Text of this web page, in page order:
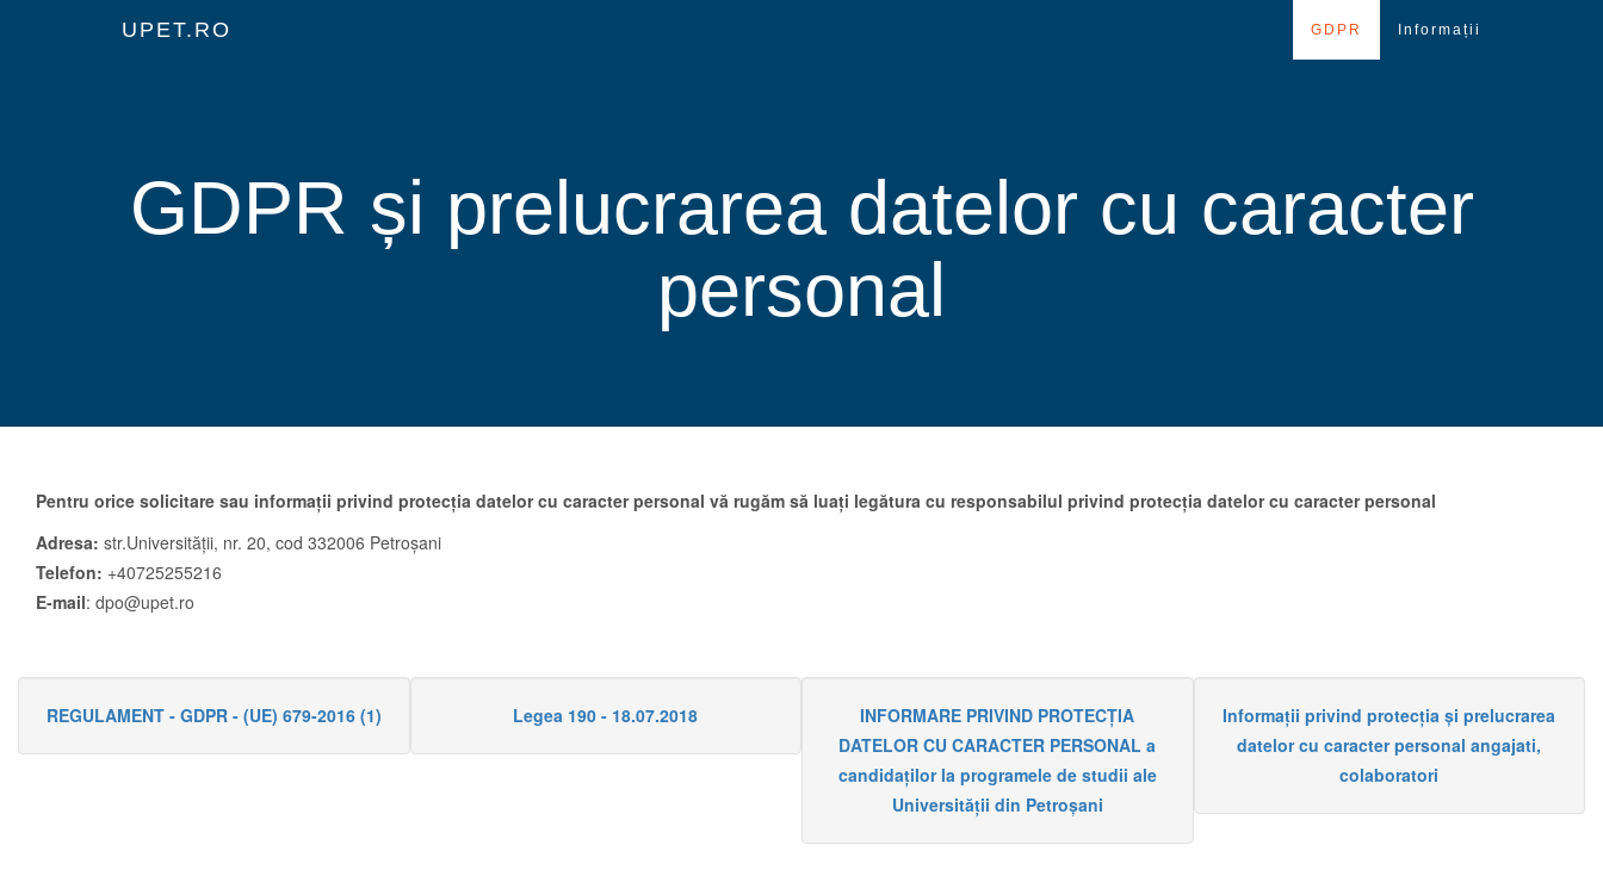
UPET.RO GDPR Informații
GDPR și prelucrarea datelor cu caracter
personal
Pentru orice solicitare sau informații privind protecția datelor cu caracter personal vă rugăm să luați legătura cu responsabilul privind protecția datelor cu caracter personal
Adresa: str.Universității, nr. 20, cod 332006 Petroșani
Telefon: +40725255216
E-mail: dpo@upet.ro
REGULAMENT - GDPR - (UE) 679-2016 (1) Legea 190 - 18.07.2018
INFORMARE PRIVIND PROTECȚIA
DATELOR CU CARACTER PERSONAL a
candidaților la programele de studii ale
Universității din Petroșani
Informații privind protecția și prelucrarea
datelor cu caracter personal angajati,
colaboratori